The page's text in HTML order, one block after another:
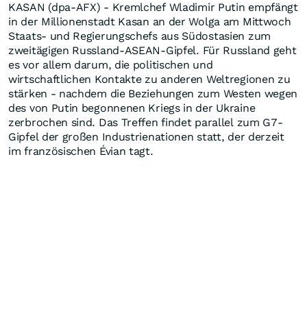
KASAN (dpa-AFX) - Kremlchef Wladimir Putin empfängt
in der Millionenstadt Kasan an der Wolga am Mittwoch
Staats- und Regierungschefs aus Südostasien zum
zweitägigen Russland-ASEAN-Gipfel. Für Russland geht
es vor allem darum, die politischen und
wirtschaftlichen Kontakte zu anderen Weltregionen zu
stärken - nachdem die Beziehungen zum Westen wegen
des von Putin begonnenen Kriegs in der Ukraine
zerbrochen sind. Das Treffen findet parallel zum G7-
Gipfel der großen Industrienationen statt, der derzeit
im französischen Évian tagt.